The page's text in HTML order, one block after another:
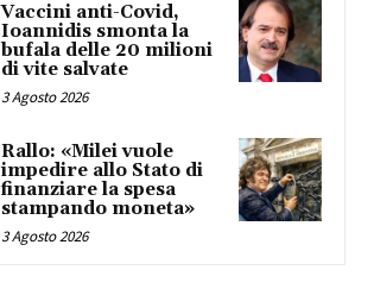
Vaccini anti-Covid,
Ioannidis smonta la
bufala delle 20 milioni
di vite salvate
3 Agosto 2026
Rallo: «Milei vuole
impedire allo Stato di
finanziare la spesa
stampando moneta»
3 Agosto 2026